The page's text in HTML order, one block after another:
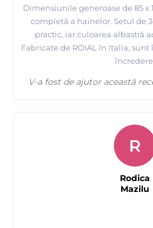
Dimensiunile generoase de 85 x
completă a hainelor. Setul de
practic, iar culoarea albastră
Fabricate de ROIAL în Italia,
V-a fost de ajutor această
R
Rodica
Mazilu